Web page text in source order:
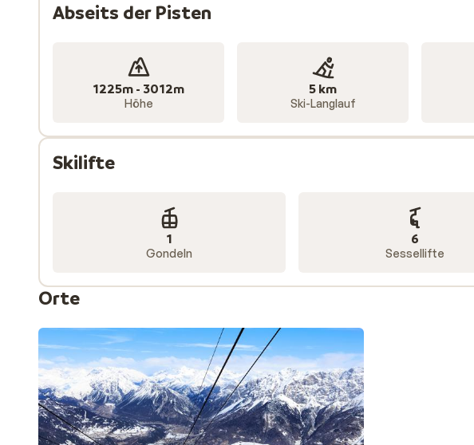
Abseits der Pisten
1225m - 3012m
Höhe
5 km
Ski-Langlauf
Skilifte
1
Gondeln
6
Sessellifte
Orte